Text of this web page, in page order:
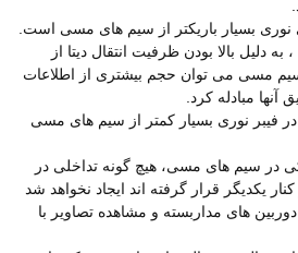
نوری بسیار باریکتر از سیم های مسی است.
به دلیل بالا بودن ظرفیت انتقال دیتا از
مسی می توان حجم بیشتری از اطلاعات
مبادله کرد.
فیبر نوری بسیار کمتر از سیم های مسی
در سیم های مسی، هیچ گونه تداخلی در
یکدیگر قرار گرفته اند ایجاد نخواهد شد
های مداربسته و مشاهده تصاویر با